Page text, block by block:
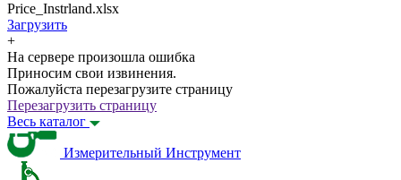
Price_Instrland.xlsx
Загрузить
+
На сервере произошла ошибка
Приносим свои извинения.
Пожалуйста перезагрузите страницу
Перезагрузить страницу
Весь каталог
Измерительный Инструмент